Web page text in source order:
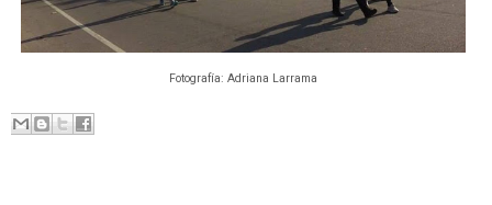
Fotografía: Adriana Larrama